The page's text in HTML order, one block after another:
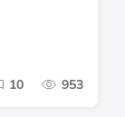
10 953